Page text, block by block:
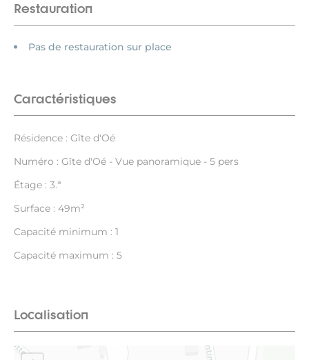
Restauration
Pas de restauration sur place
Caractéristiques
Résidence : Gîte d'Oé
Numéro : Gîte d'Oé - Vue panoramique - 5 pers
Étage : 3.ª
Surface : 49m²
Capacité minimum : 1
Capacité maximum : 5
Localisation